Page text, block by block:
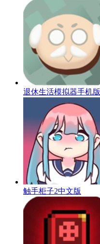
退休生活模拟器手机版
触手柜子2中文版